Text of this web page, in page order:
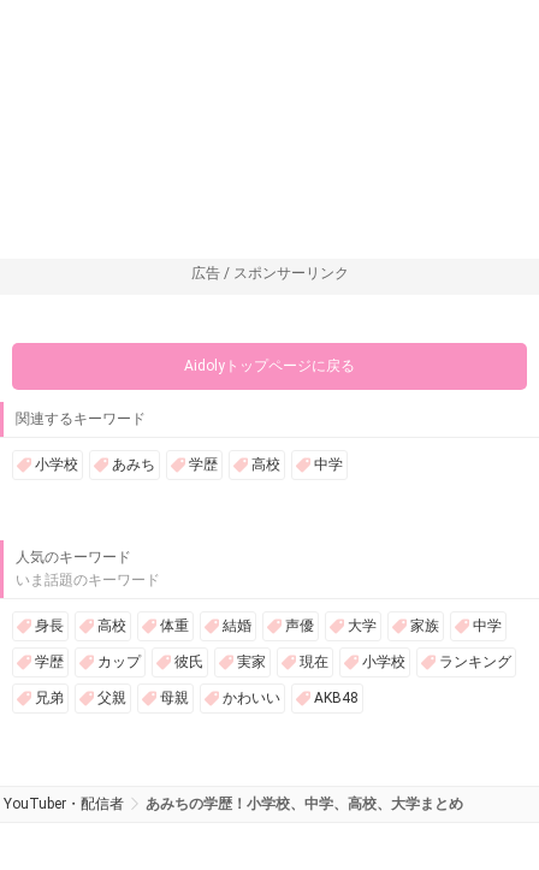
広告 / スポンサーリンク
Aidolyトップページに戻る
関連するキーワード
小学校 あみち 学歴 高校 中学
人気のキーワード
いま話題のキーワード
身長 高校 体重 結婚 声優 大学 家族 中学
学歴 カップ 彼氏 実家 現在 小学校 ランキング
兄弟 父親 母親 かわいい AKB48
YouTuber・配信者 あみちの学歴！小学校、中学、高校、大学まとめ